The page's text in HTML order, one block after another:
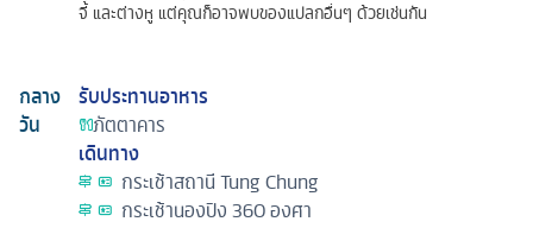
จี้ และต่างหู แต่คุณก็อาจพบของแปลกอื่นๆ ด้วยเช่นกัน
กลาง
วัน
รับประทานอาหาร
ภัตตาคาร
เดินทาง
กระเช้าสถานี Tung Chung
กระเช้านองปิง 360 องศา